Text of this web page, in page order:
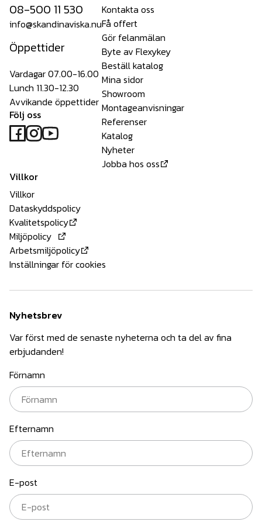
08-500 11 530
info@skandinaviska.nu
Öppettider
Vardagar 07.00-16.00
Lunch 11.30-12.30
Avvikande öppettider
Följ oss
Kontakta oss
Få offert
Gör felanmälan
Byte av Flexykey
Beställ katalog
Mina sidor
Showroom
Montageanvisningar
Referenser
Katalog
Nyheter
Jobba hos oss
Villkor
Villkor
Dataskyddspolicy
Kvalitetspolicy
Miljöpolicy
Arbetsmiljöpolicy
Inställningar för cookies
Nyhetsbrev
Var först med de senaste nyheterna och ta del av fina
erbjudanden!
Förnamn
Efternamn
E-post